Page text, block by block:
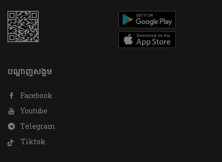
បណ្តាញសង្គម
Facebook
Youtube
Telegram
Tiktok